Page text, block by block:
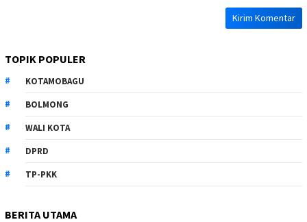
TOPIK POPULER
KOTAMOBAGU
BOLMONG
WALI KOTA
DPRD
TP-PKK
BERITA UTAMA